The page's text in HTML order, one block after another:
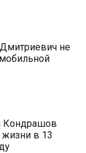
не
Кондрашов
жизни в 13